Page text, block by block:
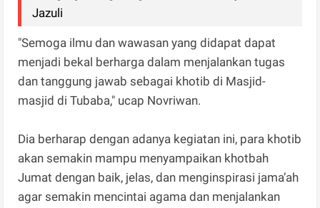
Jazuli
"Semoga ilmu dan wawasan yang didapat dapat
menjadi bekal berharga dalam menjalankan tugas
dan tanggung jawab sebagai khotib di Masjid-
masjid di Tubaba," ucap Novriwan.
Dia berharap dengan adanya kegiatan ini, para khotib
akan semakin mampu menyampaikan khotbah
Jumat dengan baik, jelas, dan menginspirasi jama’ah
agar semakin mencintai agama dan menjalankan